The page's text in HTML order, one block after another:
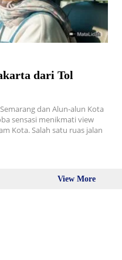
dari Tol
dan Alun-alun Kota
sensasi menikmati view
Kota. Salah satu ruas jalan
View More